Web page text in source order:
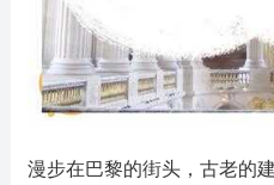
漫步在巴黎的街头，古老的